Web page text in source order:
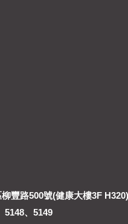
豐路500號(健康大樓3F H320)
5148、5149